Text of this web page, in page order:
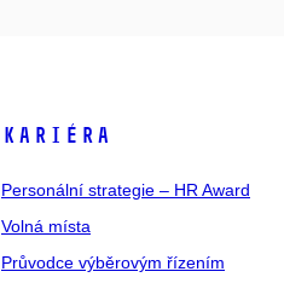
KARIÉRA
Personální strategie – HR Award
Volná místa
Průvodce výběrovým řízením